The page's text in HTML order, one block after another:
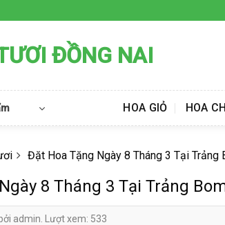
ĐỒNG NAI
HOA GIỎ HOA
Đặt Hoa Tặng Ngày 8 Tháng 3 Tại Trảng
8 Tháng 3 Tại Trảng
admin. Lượt xem: 533